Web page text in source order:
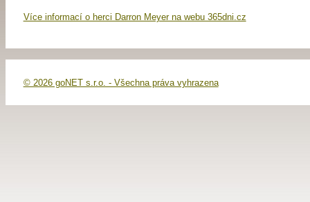
Více informací o herci Darron Meyer na webu 365dni.cz
© 2026 goNET s.r.o. - Všechna práva vyhrazena